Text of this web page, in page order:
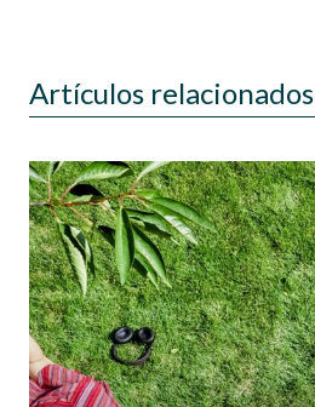
Artículos relacionados